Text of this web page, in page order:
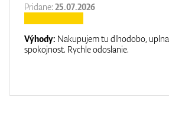
Pridane:25.07.2026
Výhody: Nakupujem tu dlhodobo, uplna
spokojnost. Rychle odoslanie.